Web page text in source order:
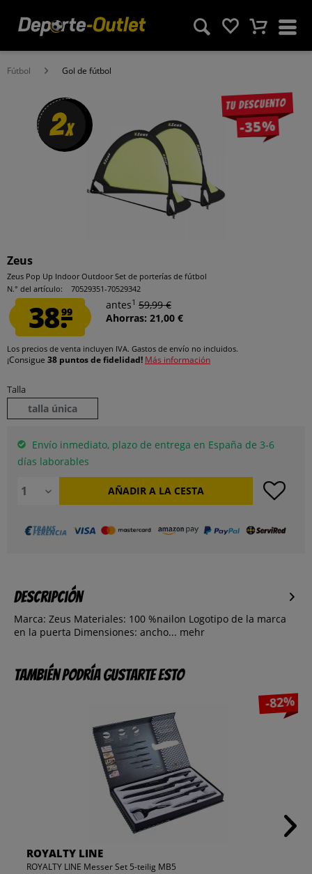
Fútbol Gol de fútbol
Tu descuento
-35%
2x
Zeus
Zeus Pop Up Indoor Outdoor Set de porterías de fútbol
N.° del artículo:
70529351-70529342
38.99
antes1 59,99 €
Ahorras: 21,00 €
Los precios de venta incluyen IVA. Gastos de envío no incluidos.
¡Consigue 38 puntos de fidelidad! Más información
Talla
talla única
Envío inmediato, plazo de entrega en España de 3-6
días laborables
AÑADIR A LA CESTA
Descripción
Marca: Zeus Materiales: 100 %nailon Logotipo de la marca
en la puerta Dimensiones: ancho... mehr
También podría gustarte esto
-82%
ROYALTY LINE
ROYALTY LINE Messer Set 5-teilig MB5